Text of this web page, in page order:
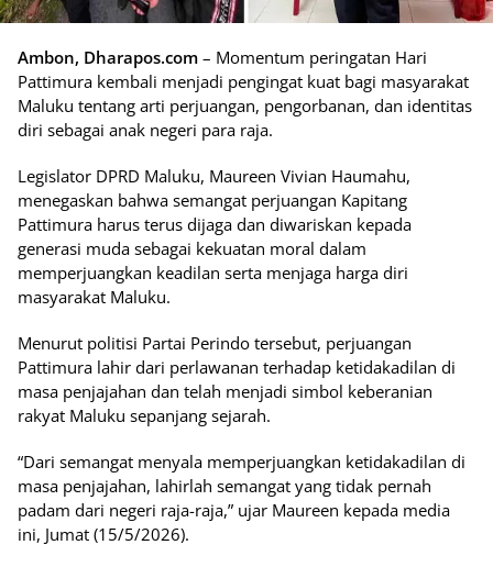
Ambon, Dharapos.com – Momentum peringatan Hari
Pattimura kembali menjadi pengingat kuat bagi masyarakat
Maluku tentang arti perjuangan, pengorbanan, dan identitas
diri sebagai anak negeri para raja.
Legislator DPRD Maluku, Maureen Vivian Haumahu,
menegaskan bahwa semangat perjuangan Kapitang
Pattimura harus terus dijaga dan diwariskan kepada
generasi muda sebagai kekuatan moral dalam
memperjuangkan keadilan serta menjaga harga diri
masyarakat Maluku.
Menurut politisi Partai Perindo tersebut, perjuangan
Pattimura lahir dari perlawanan terhadap ketidakadilan di
masa penjajahan dan telah menjadi simbol keberanian
rakyat Maluku sepanjang sejarah.
“Dari semangat menyala memperjuangkan ketidakadilan di
masa penjajahan, lahirlah semangat yang tidak pernah
padam dari negeri raja-raja,” ujar Maureen kepada media
ini, Jumat (15/5/2026).